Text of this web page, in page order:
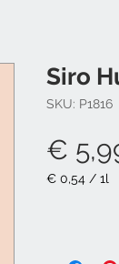
Siro
SKU: P1816
€
€ 0,54 / 1l